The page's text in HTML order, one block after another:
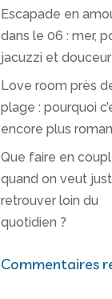
Escapade en
dans le 06 : mer,
jacuzzi et
Love room près
plage : pourquoi
encore plus
Que faire en
quand on veut
retrouver loin du
quotidien ?
Commentaires